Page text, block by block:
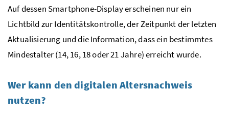
Auf dessen Smartphone-Display erscheinen nur ein
Lichtbild zur Identitätskontrolle, der Zeitpunkt der letzten
Aktualisierung und die Information, dass ein bestimmtes
Mindestalter (14, 16, 18 oder 21 Jahre) erreicht wurde.
Wer kann den digitalen Altersnachweis
nutzen?